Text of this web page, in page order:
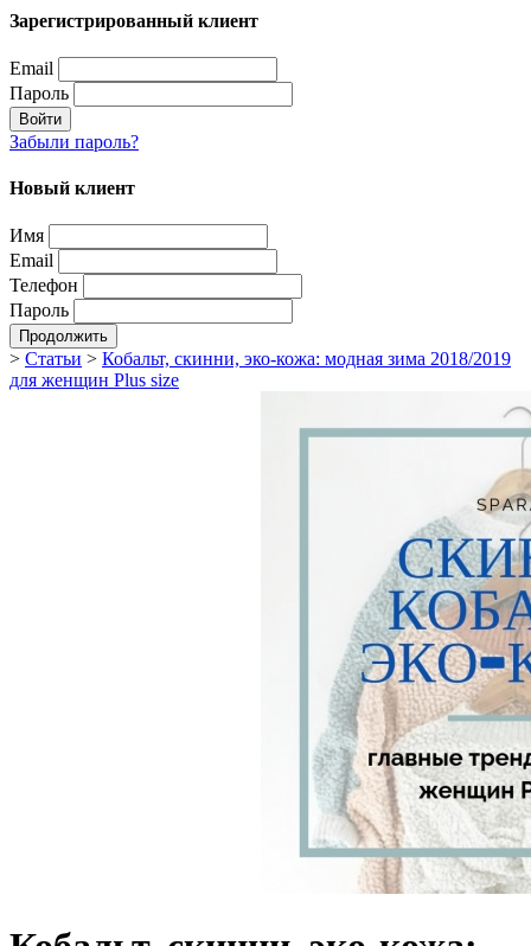
Зарегистрированный клиент
Email
Пароль
Войти
Забыли пароль?
Новый клиент
Имя
Email
Телефон
Пароль
Продолжить
> Статьи > Кобальт, скинни, эко-кожа: модная зима 2018/2019
для женщин Plus size